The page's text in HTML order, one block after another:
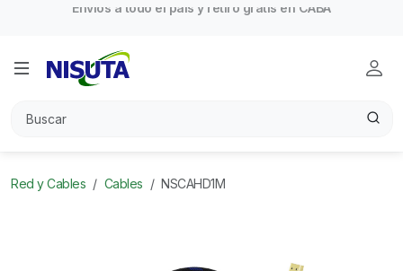
Red y Cables Cables NSCAHD1M